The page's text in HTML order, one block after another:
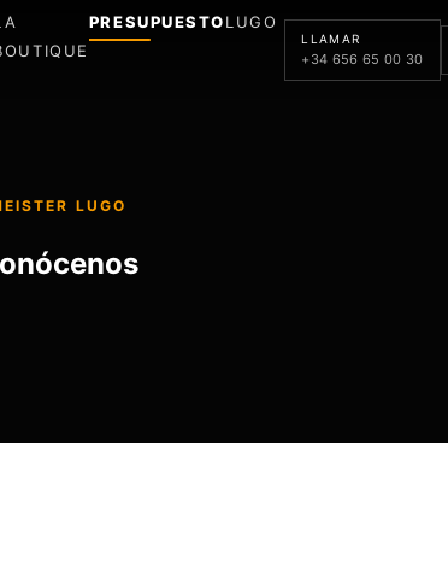
PRESUPUESTOLUGO
LLAMAR
+34 656 65 00 30
LUGO